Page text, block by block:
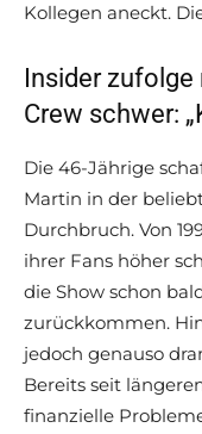
Kollegen aneckt.
Insider zufolge
Crew schwer:
Die 46-Jährige
Martin in der
Durchbruch. Von
ihrer Fans höher
die Show schon
zurückkommen.
jedoch genauso
Bereits seit
finanzielle